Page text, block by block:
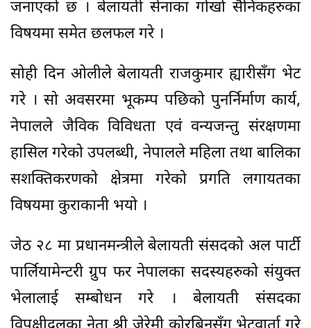
जनाएको छ । बेलायती सेनाका गोर्खा सैनिकहरुका
विषयमा समेत छलफल गरे ।
सोही दिन ओलीले बेलायती राजकुमार ह्यारीसँग भेट
गरे । सो अवसरमा भूकम्प पछिको पुनर्निर्माण कार्य,
नेपालले जैविक विविधता एवं वन्यजन्तु संरक्षणमा
हासिल गरेको उपलब्धी, नेपालले महिला तथा बालिका
सशक्तिकरणको क्षेत्रमा गरेको प्रगति लगायतका
विषयमा कुराकानी भयो ।
जेठ २८ मा प्रधानमन्त्रीले बेलायती संसदको अल पार्टी
पार्लियामेन्टरी ग्रुप फर नेपालका सदस्यहरुको संयुक्त
भेलालाई सम्बोधन गरे । बेलायती संसदका